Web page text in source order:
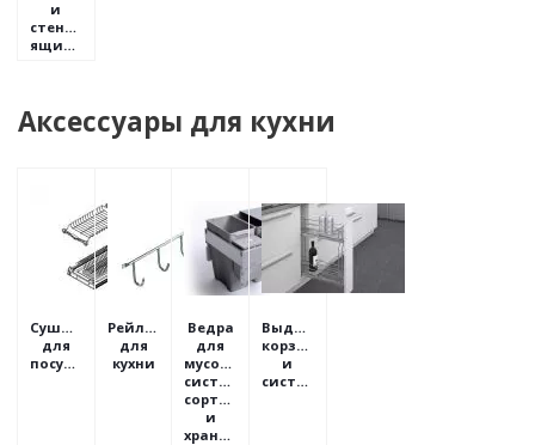
и
стенки
ящиков
Аксессуары для кухни
Сушилки
для
посуды
Рейлинги
для
кухни
Ведра
для
мусора,
системы
сортировки
и
хранения
Выдвижные
корзины
и
системы